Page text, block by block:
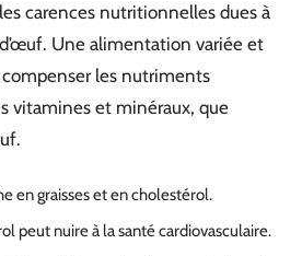
carences nutritionnelles dues à
Une alimentation variée et
les nutriments
vitamines et minéraux, que
en graisses et en cholestérol.
peut nuire à la santé cardiovasculaire.